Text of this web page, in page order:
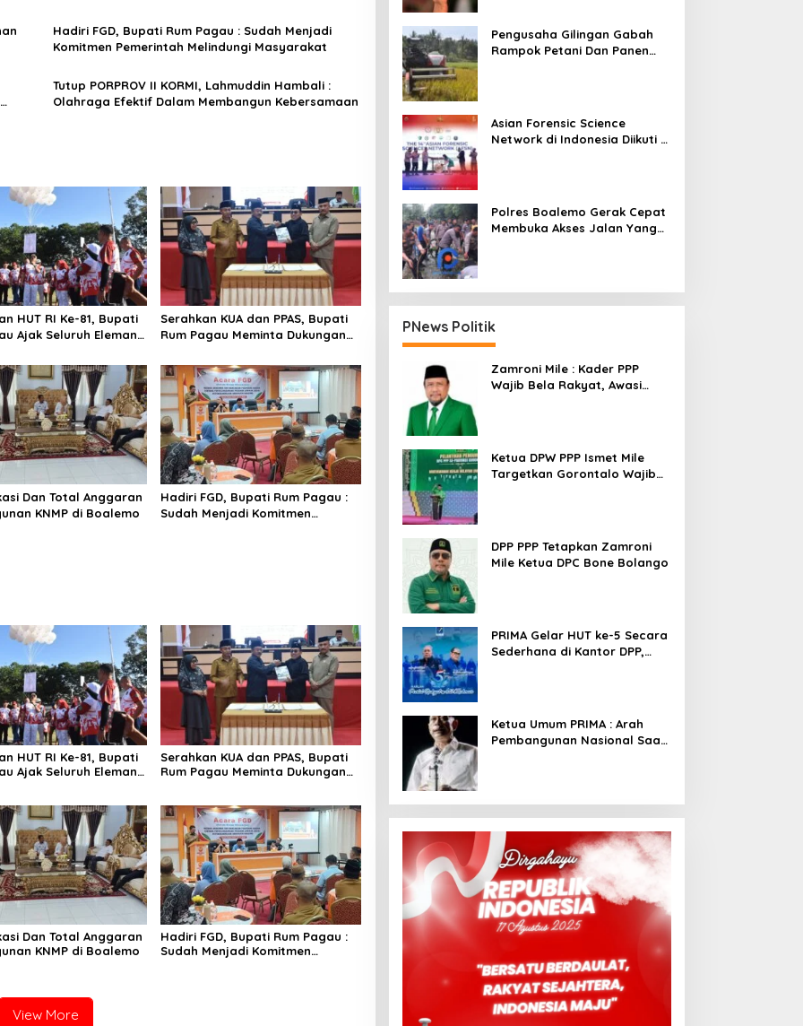
Hadiri FGD, Bupati Rum Pagau : Sudah Menjadi
Komitmen Pemerintah Melindungi Masyarakat
Tutup PORPROV II KORMI, Lahmuddin Hambali :
Olahraga Efektif Dalam Membangun Kebersamaan
HUT RI Ke-81, Bupati
Ajak Seluruh Eleman
Serahkan KUA dan PPAS, Bupati
Rum Pagau Meminta Dukungan
Dan Total Anggaran
KNMP di Boalemo
Hadiri FGD, Bupati Rum Pagau :
Sudah Menjadi Komitmen
HUT RI Ke-81, Bupati
Ajak Seluruh Eleman
Serahkan KUA dan PPAS, Bupati
Rum Pagau Meminta Dukungan
Dan Total Anggaran
KNMP di Boalemo
Hadiri FGD, Bupati Rum Pagau :
Sudah Menjadi Komitmen
View More
Pengusaha Gilingan Gabah
Rampok Petani Dan Panen
Asian Forensic Science
Network di Indonesia Diikuti 17
Polres Boalemo Gerak Cepat
Membuka Akses Jalan Yang
PNews Politik
Zamroni Mile : Kader PPP
Wajib Bela Rakyat, Awasi
Ketua DPW PPP Ismet Mile
Targetkan Gorontalo Wajib
DPP PPP Tetapkan Zamroni
Mile Ketua DPC Bone Bolango
PRIMA Gelar HUT ke-5 Secara
Sederhana di Kantor DPP,
Ketua Umum PRIMA : Arah
Pembangunan Nasional Saat